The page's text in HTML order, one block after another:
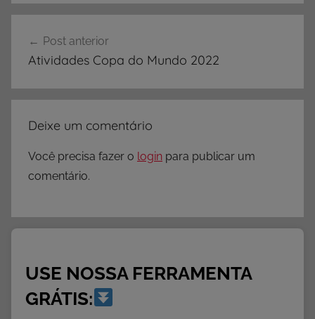
de
Post anterior
Atividades Copa do Mundo 2022
Deixe um comentário
Você precisa fazer o login para publicar um
comentário.
USE NOSSA FERRAMENTA
GRÁTIS: